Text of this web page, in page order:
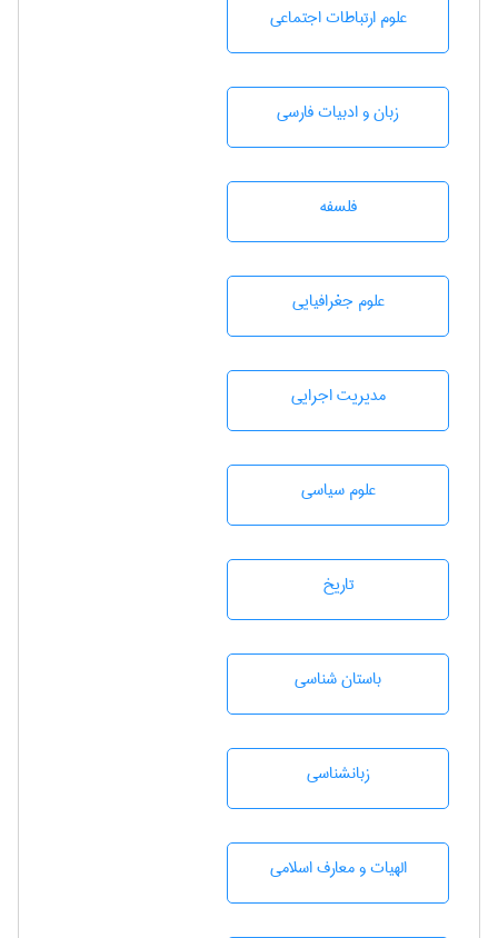
علوم ارتباطات اجتماعی
زبان و ادبيات فارسی
فلسفه
علوم جغرافيايی
مديريت اجرايی
علوم سياسی
تاريخ
باستان شناسی
زبانشناسی
الهیات و معارف اسلامی